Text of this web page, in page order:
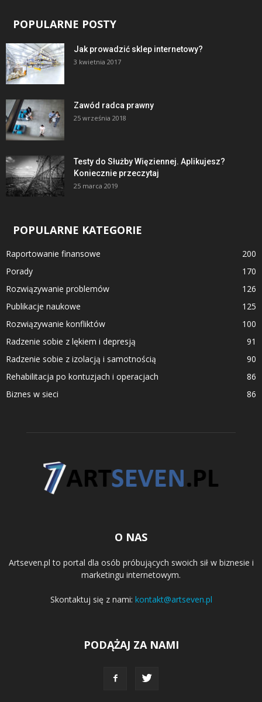
POPULARNE POSTY
Jak prowadzić sklep internetowy?
3 kwietnia 2017
Zawód radca prawny
25 września 2018
Testy do Służby Więziennej. Aplikujesz?
Koniecznie przeczytaj
25 marca 2019
POPULARNE KATEGORIE
Raportowanie finansowe
200
Porady
170
Rozwiązywanie problemów
126
Publikacje naukowe
125
Rozwiązywanie konfliktów
100
Radzenie sobie z lękiem i depresją
91
Radzenie sobie z izolacją i samotnością
90
Rehabilitacja po kontuzjach i operacjach
86
Biznes w sieci
86
O NAS
Artseven.pl to portal dla osób próbujących swoich sił w biznesie i
marketingu internetowym.
Skontaktuj się z nami: kontakt@artseven.pl
PODĄŻAJ ZA NAMI